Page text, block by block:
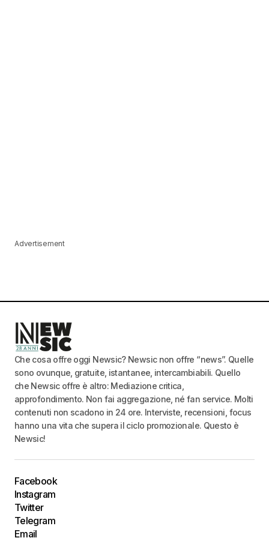
Advertisement
Che cosa offre oggi Newsic? Newsic non offre “news”. Quelle
sono ovunque, gratuite, istantanee, intercambiabili. Quello
che Newsic offre è altro: Mediazione critica,
approfondimento. Non fai aggregazione, né fan service. Molti
contenuti non scadono in 24 ore. Interviste, recensioni, focus
hanno una vita che supera il ciclo promozionale. Questo è
Newsic!
Facebook
Instagram
Twitter
Telegram
Email